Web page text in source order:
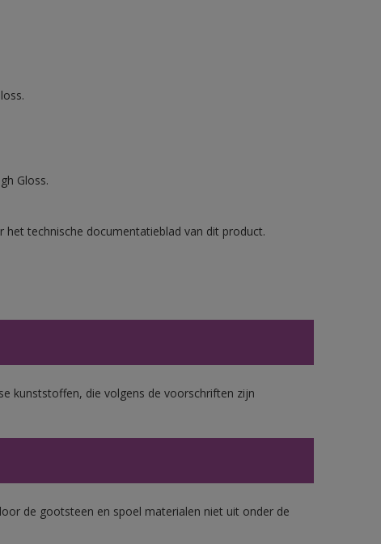
Gloss.
technische documentatieblad van dit product.
kunststoffen, die volgens de voorschriften zijn
de gootsteen en spoel materialen niet uit onder de